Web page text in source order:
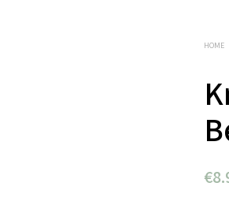
HOME
€